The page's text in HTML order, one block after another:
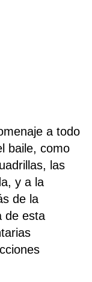
a todo
baile, como
las
y a la
de la
de esta